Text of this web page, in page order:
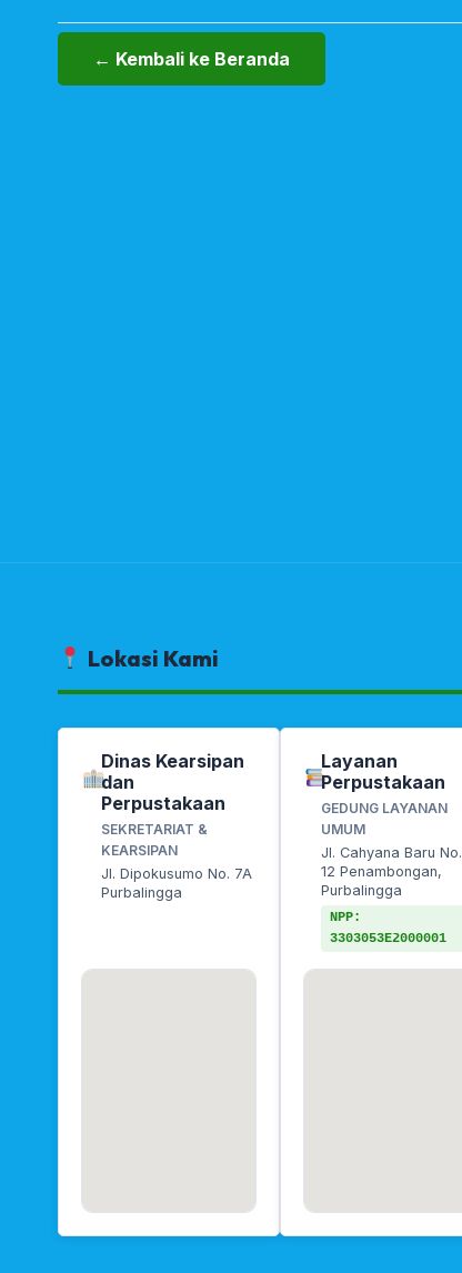
← Kembali ke Beranda
Lokasi Kami
Dinas Kearsipan
dan
Perpustakaan
SEKRETARIAT &
KEARSIPAN
Jl. Dipokusumo No. 7A
Purbalingga
Layanan
Perpustakaan
GEDUNG LAYANAN
UMUM
Jl. Cahyana Baru No.
12 Penambongan,
Purbalingga
NPP:
3303053E2000001